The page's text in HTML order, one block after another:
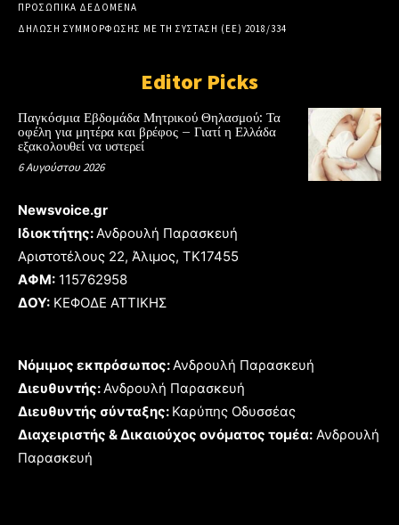
ΠΡΟΣΩΠΙΚΑ ΔΕΔΟΜΕΝΑ
ΔΗΛΩΣΗ ΣΥΜΜΟΡΦΩΣΗΣ ΜΕ ΤΗ ΣΥΣΤΑΣΗ (ΕΕ) 2018/334
Editor Picks
Παγκόσμια Εβδομάδα Μητρικού Θηλασμού: Τα
οφέλη για μητέρα και βρέφος – Γιατί η Ελλάδα
εξακολουθεί να υστερεί
6 Αυγούστου 2026
Newsvoice.gr
Ιδιοκτήτης:Ανδρουλή Παρασκευή
Αριστοτέλους 22, Άλιμος, TK17455
ΑΦΜ: 115762958
ΔΟΥ: ΚΕΦΟΔΕ ΑΤΤΙΚΗΣ
Νόμιμος εκπρόσωπος:Ανδρουλή Παρασκευή
Διευθυντής:Ανδρουλή Παρασκευή
Διευθυντής σύνταξης: Καρύπης Οδυσσέας
Διαχειριστής & Δικαιούχος ονόματος τομέα: Ανδρουλή
Παρασκευή